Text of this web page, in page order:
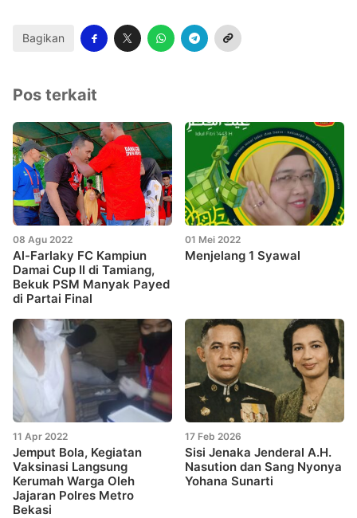
Bagikan
Pos terkait
08 Agu 2022
Al-Farlaky FC Kampiun
Damai Cup II di Tamiang,
Bekuk PSM Manyak Payed
di Partai Final
01 Mei 2022
Menjelang 1 Syawal
11 Apr 2022
Jemput Bola, Kegiatan
Vaksinasi Langsung
Kerumah Warga Oleh
Jajaran Polres Metro
Bekasi
17 Feb 2026
Sisi Jenaka Jenderal A.H.
Nasution dan Sang Nyonya
Yohana Sunarti